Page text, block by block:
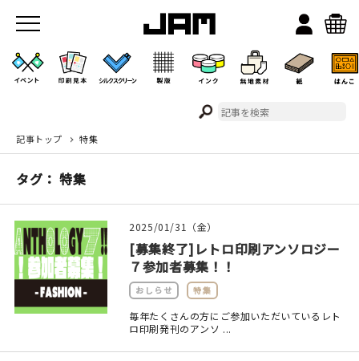
JAMのこと
お店/ワークスペース
記事トップ 特集
タグ： 特集
2025/01/31（金）
[募集終了]レトロ印刷アンソロジー
７参加者募集！！
おしらせ 特集
毎年たくさんの方にご参加いただいているレト
ロ印刷発刊のアンソ ...